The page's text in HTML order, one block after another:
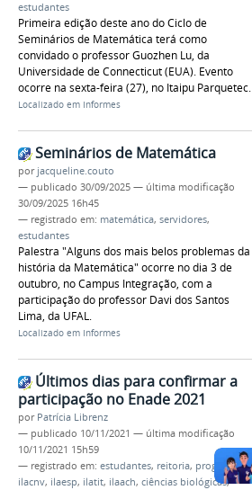
estudantes
Primeira edição deste ano do Ciclo de
Seminários de Matemática terá como
convidado o professor Guozhen Lu, da
Universidade de Connecticut (EUA). Evento
ocorre na sexta-feira (27), no Itaipu Parquetec.
Localizado em Informes
Seminários de Matemática
por jacqueline.couto
— publicado 30/09/2025 — última modificação
30/09/2025 16h45
— registrado em: matemática, servidores,
estudantes
Palestra "Alguns dos mais belos problemas da
história da Matemática" ocorre no dia 3 de
outubro, no Campus Integração, com a
participação do professor Davi dos Santos
Lima, da UFAL.
Localizado em Informes
Últimos dias para confirmar a
participação no Enade 2021
por Patrícia Librenz
— publicado 10/11/2021 — última modificação
10/11/2021 15h59
— registrado em: estudantes, reitoria, prograd,
ilacnv, ilaesp, ilatit, ilaach, ciências biológicas,